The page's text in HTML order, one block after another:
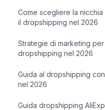
Come scegliere la
il dropshipping nel 2026
Strategie di marketing per
dropshipping nel 2026
Guida al dropshipping
nel 2026
Guida dropshipping